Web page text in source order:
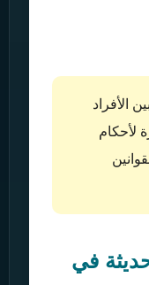
الأفراد
لأحكام
في